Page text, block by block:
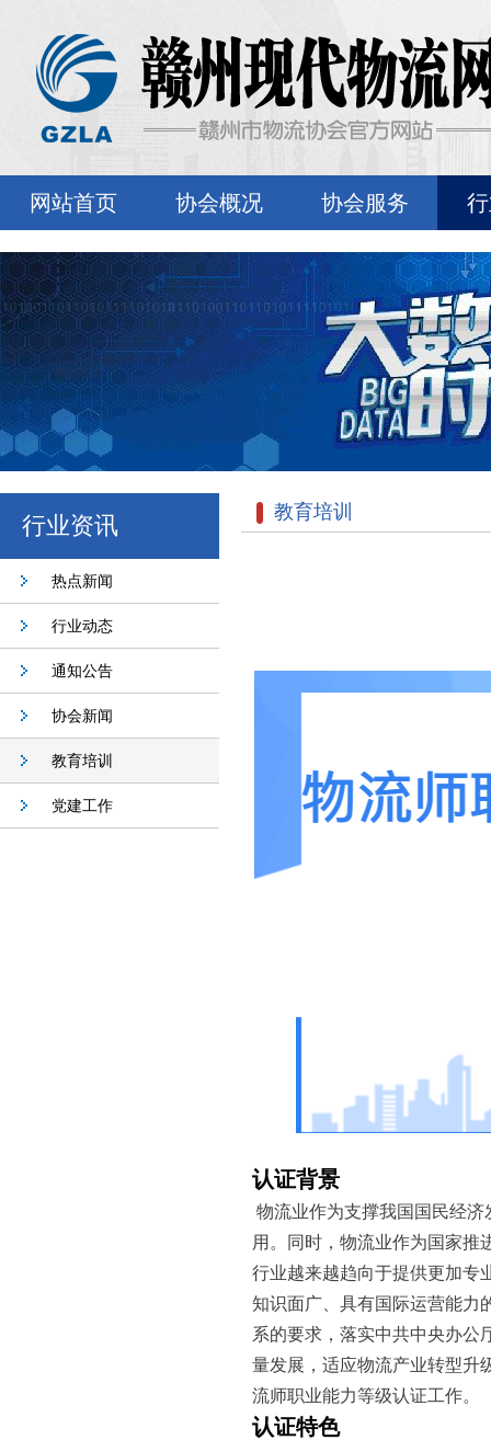
网站首页 协会概况 协会服务
行业资讯
热点新闻
行业动态
通知公告
协会新闻
教育培训
党建工作
教育培训
认证背景
物流业作为支撑我国国民经
用。同时，物流业作为国家推
行业越来越趋向于提供更加专
知识面广、具有国际运营能力
系的要求，落实中共中央办公
量发展，适应物流产业转型升
流师职业能力等级认证工作。
认证特色